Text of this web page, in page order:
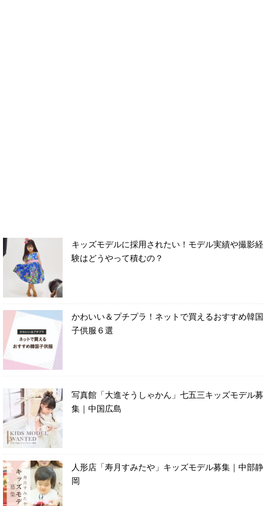
キッズモデルに採用されたい！モデル実績や撮影経
験はどうやって積むの？
かわいい＆プチプラ！ネットで買えるおすすめ韓国
子供服６選
写真館「大進そうしゃかん」七五三キッズモデル募
集｜中国広島
人形店「寿月すみたや」キッズモデル募集｜中部静
岡